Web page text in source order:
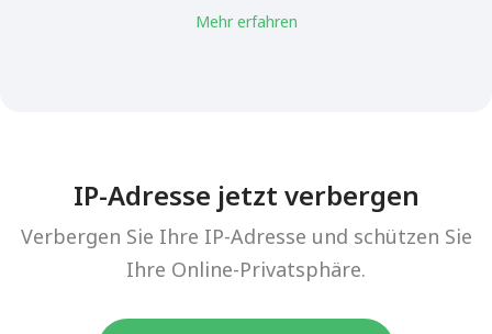
Mehr erfahren
IP-Adresse jetzt verbergen
Verbergen Sie Ihre IP-Adresse und schützen Sie
Ihre Online-Privatsphäre.